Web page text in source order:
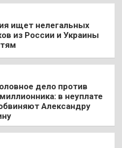
ищет нелегальных
из России и Украины
дело против
в неуплате
Александру